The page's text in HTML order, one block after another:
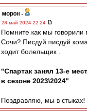
морон -
28 май 2024 22:24
Помните как мы говорили
Сочи? Писдуй писдуй
ходит болельщик .
"Спартак занял 13-е
в сезоне 2023\2024"
Поздравляю, мы в стыках!